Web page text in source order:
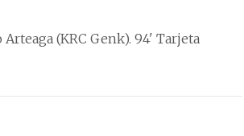
Genk). 94' Tarjeta